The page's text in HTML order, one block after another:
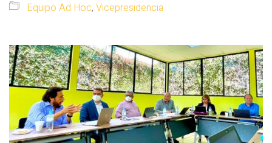
Equipo Ad Hoc, Vicepresidencia